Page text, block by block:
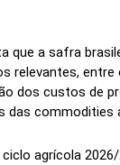
que a safra
relevantes,
dos custos de
das commodities
agrícola